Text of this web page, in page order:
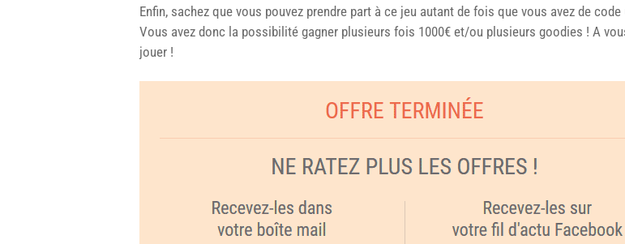
Enfin, sachez que vous pouvez prendre part à ce jeu autant de fois que vous avez de code
Vous avez donc la possibilité gagner plusieurs fois 1000€ et/ou plusieurs goodies ! A
jouer !